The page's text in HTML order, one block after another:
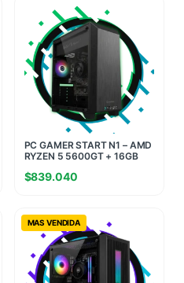
PC GAMER START N1 – AMD
RYZEN 5 5600GT + 16GB
$839.040
MAS VENDIDA